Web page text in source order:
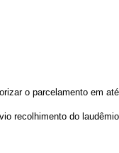
o parcelamento em
recolhimento do